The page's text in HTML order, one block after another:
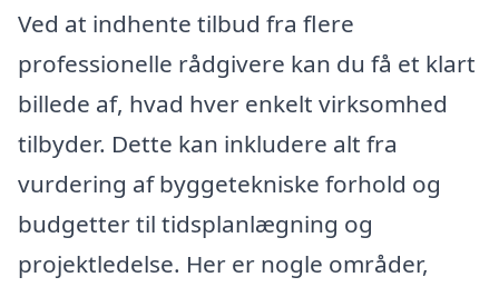
Ved at indhente tilbud fra flere
professionelle rådgivere kan du få et klart
billede af, hvad hver enkelt virksomhed
tilbyder. Dette kan inkludere alt fra
vurdering af byggetekniske forhold og
budgetter til tidsplanlægning og
projektledelse. Her er nogle områder,